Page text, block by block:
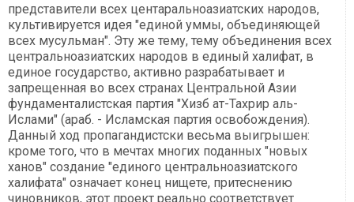
представители всех центаральноазиатских народов,
культивируется идея "единой уммы, объединяющей
всех мусульман". Эту же тему, тему объединения всех
центральноазиатских народов в единый халифат, в
единое государство, активно разрабатывает и
запрещенная во всех странах Центральной Азии
фундаменталистская партия "Хизб ат-Тахрир аль-
Ислами" (араб. - Исламская партия освобождения).
Данный ход пропагандистски весьма выигрышен:
кроме того, что в мечтах многих поданных "новых
ханов" создание "единого центральноазиатского
халифата" означает конец нищете, притеснению
чиновников, этот проект реально соответствует